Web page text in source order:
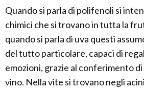
Quando si parla di polifenoli si
chimici che si trovano in tutta la
quando si parla di uva questi
del tutto particolare, capaci di
emozioni, grazie al conferimento
vino. Nella vite si trovano negli